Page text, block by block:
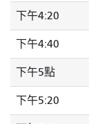
下午4:20
下午4:40
下午5點
下午5:20